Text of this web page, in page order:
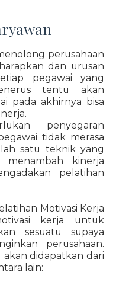
perusahaan
dan urusan
pegawai yang
tentu akan
pada akhirnya bisa
penyegaran
tidak merasa
satu teknik yang
kinerja
pelatihan
Motivasi Kerja
kerja untuk
sesuatu supaya
perusahaan.
didapatkan dari
lain: